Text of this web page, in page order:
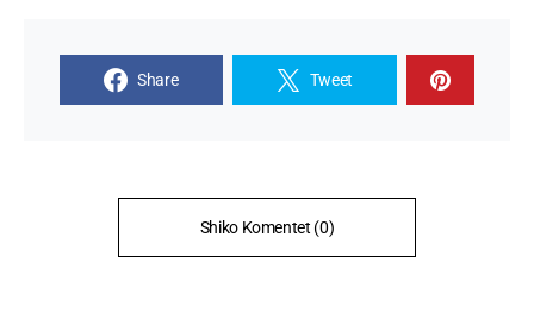
Share Tweet
Shiko Komentet (0)